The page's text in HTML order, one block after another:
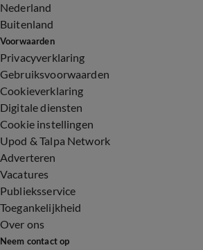
Nederland
Buitenland
Voorwaarden
Privacyverklaring
Gebruiksvoorwaarden
Cookieverklaring
Digitale diensten
Cookie instellingen
Upod & Talpa Network
Adverteren
Vacatures
Publieksservice
Toegankelijkheid
Over ons
Neem contact op